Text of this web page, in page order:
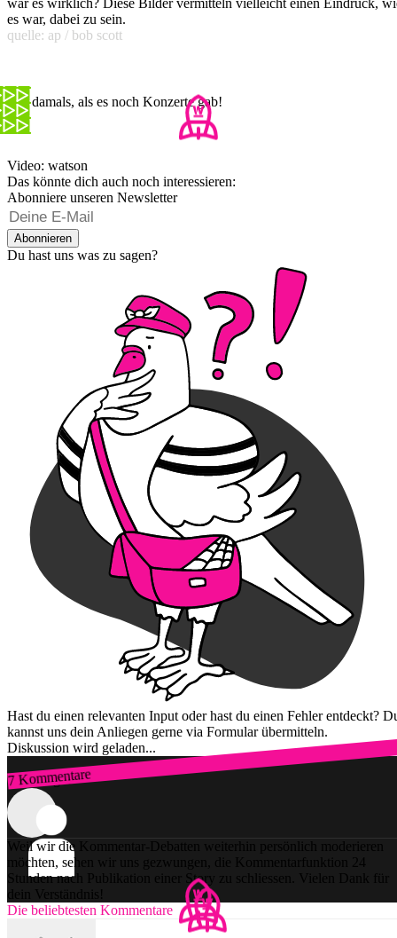
war es wirklich? Diese Bilder vermitteln vielleicht einen Eindruck,
es war, dabei zu sein.
quelle: ap / bob scott
Ah, damals, als es noch Konzerte gab!
Video: watson
Das könnte dich auch noch interessieren:
Abonniere unseren Newsletter
Abonnieren
Du hast uns was zu sagen?
Hast du einen relevanten Input oder hast du einen Fehler entdeckt?
kannst uns dein Anliegen gerne via Formular übermitteln.
Diskussion wird geladen...
7 Kommentare
Zum Login
Weil wir die Kommentar-Debatten weiterhin persönlich moderieren
möchten, sehen wir uns gezwungen, die Kommentarfunktion 24
Stunden nach Publikation einer Story zu schliessen. Vielen Dank für
dein Verständnis!
Die beliebtesten Kommentare